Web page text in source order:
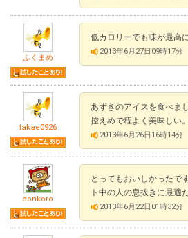
ふくまめ
低カロリーでも味が最高
2013年6月27日09時17分
takae0926
あずきのアイスを食べま
控えめで程よく美味しい
2013年6月26日16時14分
donkoro
とってもおいしかったで
ト中の人の息抜きに最適
2013年6月22日01時32分